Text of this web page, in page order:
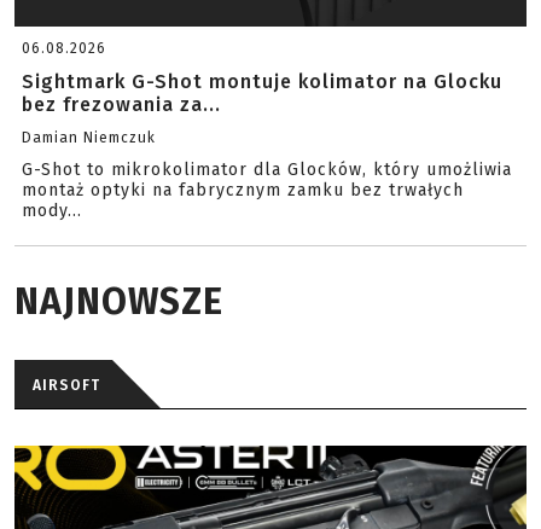
06.08.2026
Sightmark G-Shot montuje kolimator na Glocku
bez frezowania za...
Damian Niemczuk
G-Shot to mikrokolimator dla Glocków, który umożliwia
montaż optyki na fabrycznym zamku bez trwałych
mody...
NAJNOWSZE
AIRSOFT